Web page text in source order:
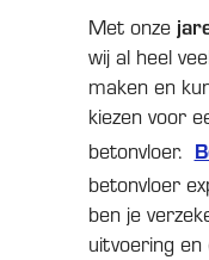
Met onze
wij al heel
maken en
kiezen voor
betonvloer.
betonvloer
ben je
uitvoering